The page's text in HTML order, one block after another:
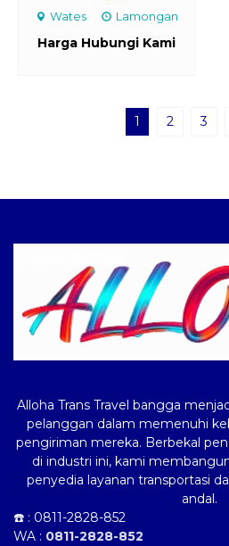
Wates Lamongan
Harga Hubungi Kami
1 2 3
Alloha Trans Travel bangga
pelanggan dalam memenuhi
pengiriman mereka. Berbekal
di industri ini, kami
penyedia layanan transportasi
andal.
☎️ : 0811-2828-852
WA : 0811-2828-852